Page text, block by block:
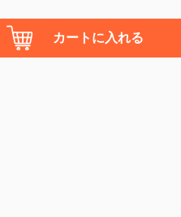
カートに入れる